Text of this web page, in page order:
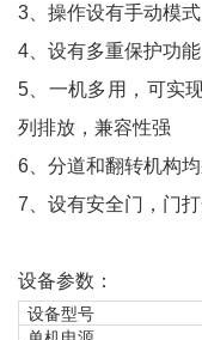
3、操作设有手动模
4、设有多重保护功
5、一机多用，可实
列排放，兼容性强
6、分道和翻转机构
7、设有安全门，门
设备参数：
设备型号